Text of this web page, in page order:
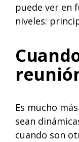
puede ver en
niveles:
Es mucho
sean
cuando son